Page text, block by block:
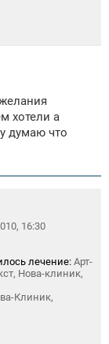
хотели а
думаю что
16:30
лечение: Арт-
Нова-клиник,
Клиник,